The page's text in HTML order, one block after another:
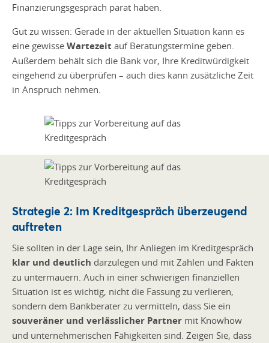
Finanzierungsgespräch parat haben.
Gut zu wissen: Gerade in der aktuellen Situation kann es
eine gewisse Wartezeit auf Beratungstermine geben.
Außerdem behält sich die Bank vor, Ihre Kreditwürdigkeit
eingehend zu überprüfen – auch dies kann zusätzliche Zeit
in Anspruch nehmen.
Strategie 2: Im Kreditgespräch überzeugend
auftreten
Sie sollten in der Lage sein, Ihr Anliegen im Kreditgespräch
klar und deutlich darzulegen und mit Zahlen und Fakten
zu untermauern. Auch in einer schwierigen finanziellen
Situation ist es wichtig, nicht die Fassung zu verlieren,
sondern dem Bankberater zu vermitteln, dass Sie ein
souveräner und verlässlicher Partner mit Knowhow
und unternehmerischen Fähigkeiten sind. Zeigen Sie, dass